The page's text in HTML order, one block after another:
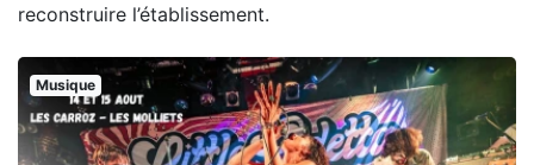
reconstruire l’établissement.
Musique